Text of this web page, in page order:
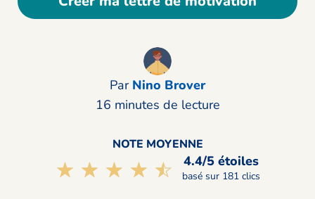
Par Nino Brover
16 minutes de lecture
NOTE MOYENNE
☆☆☆☆☆
★★★★★ 4.4/5 étoiles
basé sur 181 clics